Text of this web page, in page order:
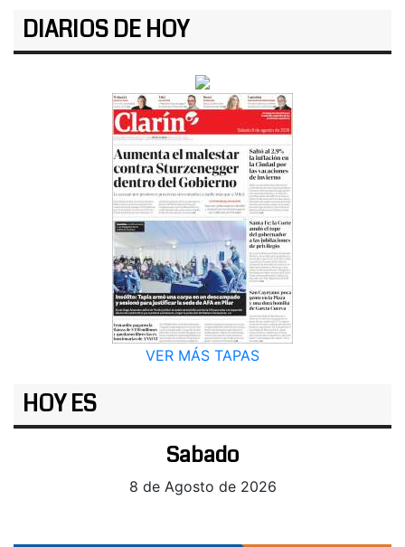
DIARIOS DE HOY
VER MÁS TAPAS
HOY ES
Sabado
8 de Agosto de 2026